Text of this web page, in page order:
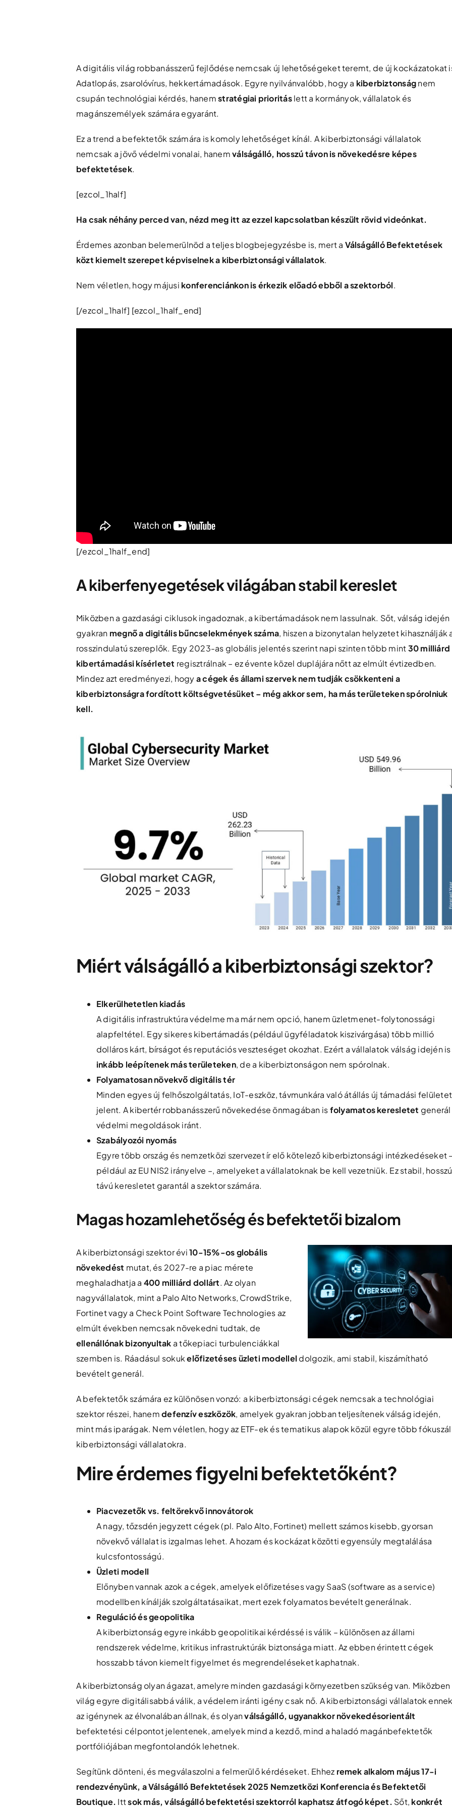
A digitális világ robbanásszerű fejlődése nemcsak új lehetőségeket teremt, de új kockázatokat
Adatlopás, zsarolóvírus, hekkertámadások. Egyre nyilvánvalóbb, hogy a kiberbiztonságnem
csupán technológiai kérdés, hanemstratégiai prioritáslett a kormányok, vállalatok és
magánszemélyek számára egyaránt.
Ez a trend a befektetők számára is komoly lehetőséget kínál. A kiberbiztonsági vállalatok
nemcsak a jövő védelmi vonalai, hanemválságálló, hosszú távon is növekedésre képes
befektetések.
[ezcol_1half]
Ha csak néhány perced van, nézd meg itt az ezzel kapcsolatban készült rövid videónkat.
Érdemes azonban belemerülnöd a teljes blogbejegyzésbe is, mert a Válságálló Befektetések
közt kiemelt szerepet képviselnek a kiberbiztonsági vállalatok.
Nem véletlen, hogy májusi konferenciánkon is érkezik előadó ebből a szektorból.
[/ezcol_1half] [ezcol_1half_end]
[/ezcol_1half_end]
A kiberfenyegetések világában stabil kereslet
Miközben a gazdasági ciklusok ingadoznak, a kibertámadások nem lassulnak. Sőt, válság idején
gyakran megnő a digitális bűncselekmények száma, hiszen a bizonytalan helyzetet kihasználják
rosszindulatú szereplők. Egy 2023-as globális jelentés szerint napi szinten több mint30 milliárd
kibertámadási kísérletet regisztrálnak – ez évente közel duplájára nőtt az elmúlt évtizedben.
Mindez azt eredményezi, hogya cégek és állami szervek nem tudják csökkenteni a
kiberbiztonságra fordított költségvetésüket – még akkor sem, ha más területeken spórolniuk
kell.
Miért válságálló a kiberbiztonsági szektor?
Elkerülhetetlen kiadás
A digitális infrastruktúra védelme ma már nem opció, hanem üzletmenet-folytonossági
alapfeltétel. Egy sikeres kibertámadás (például ügyféladatok kiszivárgása) több millió
dolláros kárt, bírságot és reputációs veszteséget okozhat. Ezért a vállalatok válság idején is
inkább leépítenek más területeken, de a kiberbiztonságon nem spórolnak.
Folyamatosan növekvő digitális tér
Minden egyes új felhőszolgáltatás, IoT-eszköz, távmunkára való átállás új támadási felületet
jelent. A kibertér robbanásszerű növekedése önmagában isfolyamatos keresletet generál
védelmi megoldások iránt.
Szabályozói nyomás
Egyre több ország és nemzetközi szervezet ír elő kötelező kiberbiztonsági intézkedéseket
például az EU NIS2 irányelve –, amelyeket a vállalatoknak be kell vezetniük. Ez stabil, hosszú
távú keresletet garantál a szektor számára.
Magas hozamlehetőség és befektetői bizalom
A kiberbiztonsági szektor évi10-15%-os globális
növekedést mutat, és 2027-re a piac mérete
meghaladhatja a 400 milliárd dollárt. Az olyan
nagyvállalatok, mint a Palo Alto Networks, CrowdStrike,
Fortinet vagy a Check Point Software Technologies az
elmúlt években nemcsak növekedni tudtak, de
ellenállónak bizonyultak a tőkepiaci turbulenciákkal
szemben is. Ráadásul sokukelőfizetéses üzleti modellel dolgozik, ami stabil, kiszámítható
bevételt generál.
A befektetők számára ez különösen vonzó: a kiberbiztonsági cégek nemcsak a technológiai
szektor részei, hanemdefenzív eszközök, amelyek gyakran jobban teljesítenek válság idején,
mint más iparágak. Nem véletlen, hogy az ETF-ek és tematikus alapok közül egyre több fókuszál
kiberbiztonsági vállalatokra.
Mire érdemes figyelni befektetőként?
Piacvezetők vs. feltörekvő innovátorok
A nagy, tőzsdén jegyzett cégek (pl. Palo Alto, Fortinet) mellett számos kisebb, gyorsan
növekvő vállalat is izgalmas lehet. A hozam és kockázat közötti egyensúly megtalálása
kulcsfontosságú.
Üzleti modell
Előnyben vannak azok a cégek, amelyek előfizetéses vagy SaaS (software as a service)
modellben kínálják szolgáltatásaikat, mert ezek folyamatos bevételt generálnak.
Reguláció és geopolitika
A kiberbiztonság egyre inkább geopolitikai kérdéssé is válik – különösen az állami
rendszerek védelme, kritikus infrastruktúrák biztonsága miatt. Az ebben érintett cégek
hosszabb távon kiemelt figyelmet és megrendeléseket kaphatnak.
A kiberbiztonság olyan ágazat, amelyre minden gazdasági környezetben szükség van. Miközben
világ egyre digitálisabbá válik, a védelem iránti igény csak nő. A kiberbiztonsági vállalatok
az igénynek az élvonalában állnak, és olyanválságálló, ugyanakkor növekedésorientált
befektetési célpontot jelentenek, amelyek mind a kezdő, mind a haladó magánbefektetők
portfóliójában megfontolandók lehetnek.
Segítünk dönteni, és megválaszolni a felmerülő kérdéseket. Ehhez remek alkalom május 17-i
rendezvényünk, a Válságálló Befektetések 2025 Nemzetközi Konferencia és Befektetői
Boutique. Ittsok más, válságálló befektetési szektorról kaphatsz átfogó képet. Sőt, konkrét